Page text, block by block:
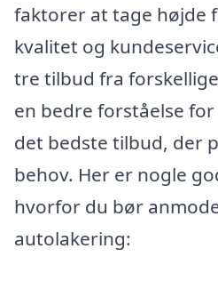
faktorer at tage højde
kvalitet og
tre tilbud fra
en bedre forståelse
det bedste tilbud, der
behov. Her er nogle
hvorfor du bør
autolakering: